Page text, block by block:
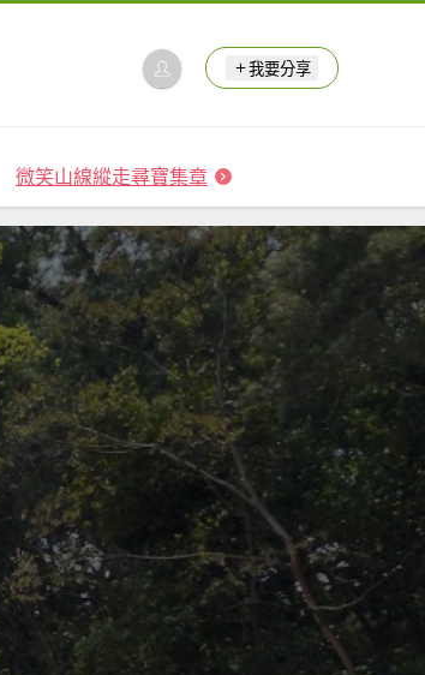
我要分享
微笑山線縱走尋寶集章